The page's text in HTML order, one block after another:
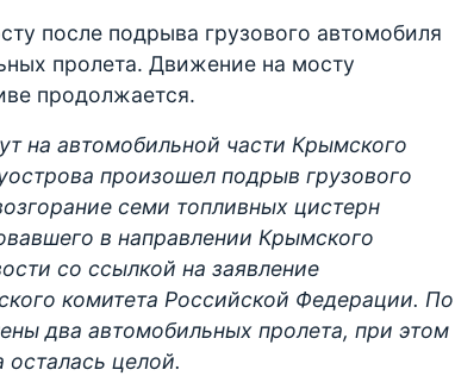
после подрыва грузового автомобиля
пролета. Движение на мосту
продолжается.
на автомобильной части Крымского
произошел подрыв грузового
семи топливных цистерн
в направлении Крымского
со ссылкой на заявление
комитета Российской Федерации. По
два автомобильных пролета, при этом
осталась целой.